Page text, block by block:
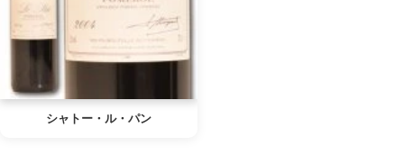
シャトー・ル・パン